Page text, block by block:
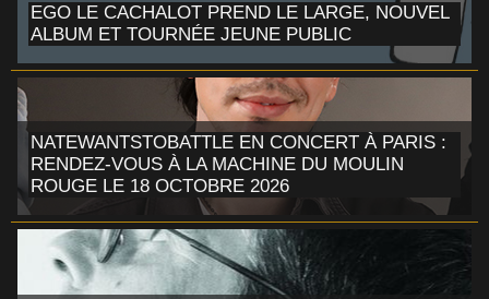
EGO LE CACHALOT PREND LE LARGE, NOUVEL
ALBUM ET TOURNÉE JEUNE PUBLIC
NATEWANTSTOBATTLE EN CONCERT À PARIS :
RENDEZ-VOUS À LA MACHINE DU MOULIN
ROUGE LE 18 OCTOBRE 2026